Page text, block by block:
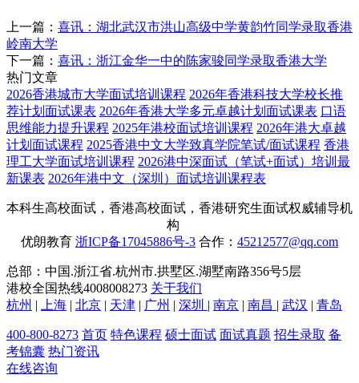
上一篇： 喜讯：湖北武汉市洪山高级中学黄韵竹同学录取香港
岭南大学
下一篇： 喜讯：浙江金华一中的陈家骏同学录取香港大学
热门文章
2026香港城市大学面试培训课程 2026年香港科技大学校长推
荐计划面试课表 2026年香港大学多元卓越计划面试课表 口语
思维能力提升课程 2025年港校面试培训课程 2026年港大卓越
计划面试课程 2025香港中文大学致真学院笔试/面试课程 香港
理工大学面试培训课程 2026港中深面试（笔试+面试）培训最
新课表 2026年港中文（深圳）面试培训课程表
本科生高校面试，香港高校面试，香港研究生面试权威辅导机
构
优朗教育 浙ICP备17045886号-3 合作： 45212577@qq.com
总部：中国.浙江省.杭州市.拱墅区.湖墅南路356号5层
港校全国热线4008008273 关于我们
杭州 | 上海 | 北京 | 天津 | 广州 | 深圳 | 南京 | 南昌 | 武汉 | 青岛
400-800-8273 首页 特色课程 硕士面试 面试真题 招生录取 备
考锦囊 热门资讯
在线咨询